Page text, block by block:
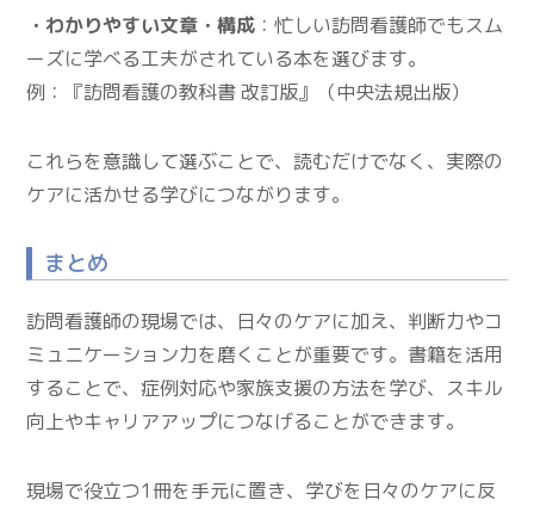
・わかりやすい文章・構成 ：忙しい訪問看護師でもスム
ーズに学べる工夫がされている本を選びます。
例：『訪問看護の教科書 改訂版』（中央法規出版）
これらを意識して選ぶことで、読むだけでなく、実際の
ケアに活かせる学びにつながります。
まとめ
訪問看護師の現場では、日々のケアに加え、判断力やコ
ミュニケーション力を磨くことが重要です。書籍を活用
することで、症例対応や家族支援の方法を学び、スキル
向上やキャリアアップにつなげることができます。
現場で役立つ1冊を手元に置き、学びを日々のケアに反